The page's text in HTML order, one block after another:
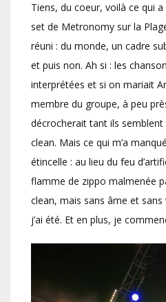
Tiens, du coeur, voilà ce qui
set de Metronomy sur la
réuni : du monde, un cadre
et puis non. Ah si : les
interprétées et si on mariait
membre du groupe, à peu
décrocherait tant ils
clean. Mais ce qui m’a
étincelle : au lieu du feu
flamme de zippo malmenée
clean, mais sans âme et
j’ai été. Et en plus, je